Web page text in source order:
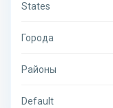
States
Города
Районы
Default